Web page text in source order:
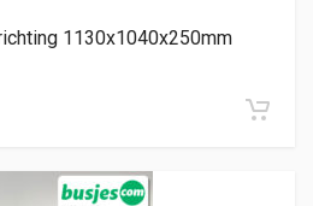
1130x1040x250mm